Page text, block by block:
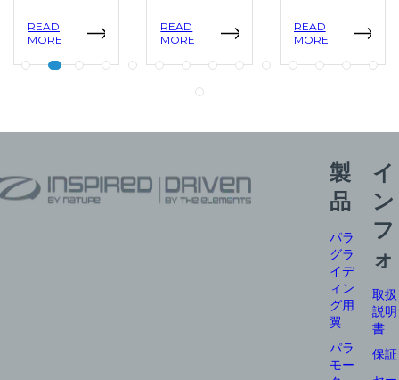
READ
MORE
READ
MORE
READ
MORE
製
品
パラ
グラ
イデ
ィン
グ用
翼
パラ
モー
イ
ン
フ
ォ
取扱
説明
書
保証